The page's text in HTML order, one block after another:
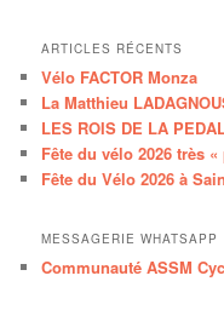
ARTICLES RÉCENTS
Vélo FACTOR Monza
La Matthieu
LES ROIS DE LA
Fête du vélo 2026 très «
Fête du Vélo 2026 à
MESSAGERIE WHATSAPP
Communauté ASSM